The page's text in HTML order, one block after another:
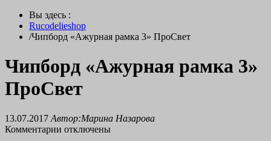
Вы здесь :
Rucodelieshop
/Чипборд «Ажурная рамка 3» ПроСвет
Чипборд «Ажурная рамка 3»
ПроСвет
13.07.2017 Автор:Марина Назарова
Комментарии отключены